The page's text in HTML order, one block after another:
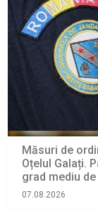
Măsuri de
Oțelul Galați.
grad mediu
07.08.2026